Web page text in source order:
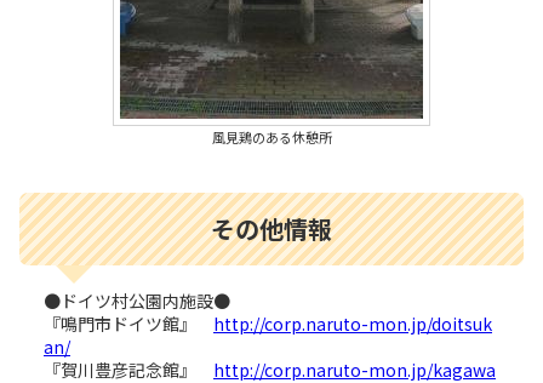
風見鶏のある休憩所
その他情報
●ドイツ村公園内施設●
『鳴門市ドイツ館』 http://corp.naruto-mon.jp/doitsuk
an/
『賀川豊彦記念館』 http://corp.naruto-mon.jp/kagawa